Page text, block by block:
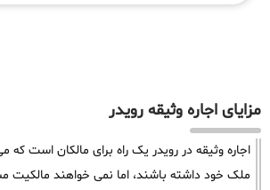
مزایای اجاره وثیقه رویدر
اجاره وثیقه در رویدر یک راه برای مالکان است که
ملک خود داشته باشند، اما نمی خواهند مالکیت